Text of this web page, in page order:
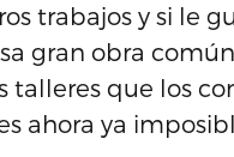
trabajos y si le
gran obra
talleres que los
ahora ya